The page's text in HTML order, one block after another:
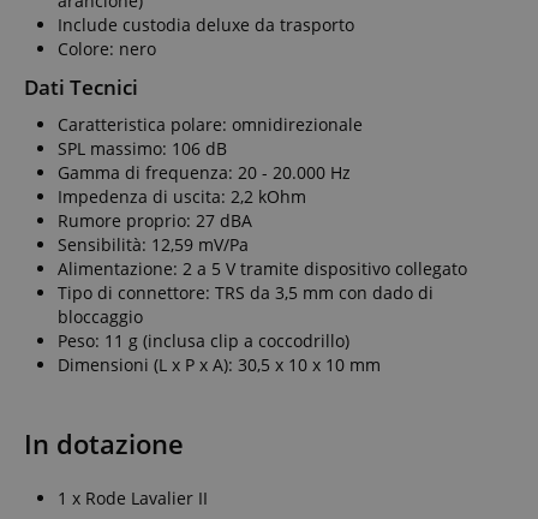
Include custodia deluxe da trasporto
Colore: nero
Dati Tecnici
Caratteristica polare: omnidirezionale
SPL massimo: 106 dB
Gamma di frequenza: 20 - 20.000 Hz
Impedenza di uscita: 2,2 kOhm
Rumore proprio: 27 dBA
Sensibilità: 12,59 mV/Pa
Alimentazione: 2 a 5 V tramite dispositivo collegato
Tipo di connettore: TRS da 3,5 mm con dado di
bloccaggio
Peso: 11 g (inclusa clip a coccodrillo)
Dimensioni (L x P x A): 30,5 x 10 x 10 mm
In dotazione
1 x Rode Lavalier II